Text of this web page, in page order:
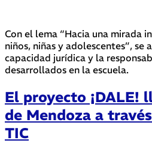
Con el lema “Hacia una mirada
niños, niñas y adolescentes”,
capacidad jurídica y la
desarrollados en la escuela.
El proyecto ¡DALE!
de Mendoza a
TIC